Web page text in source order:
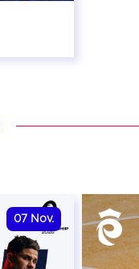
07 Nov.